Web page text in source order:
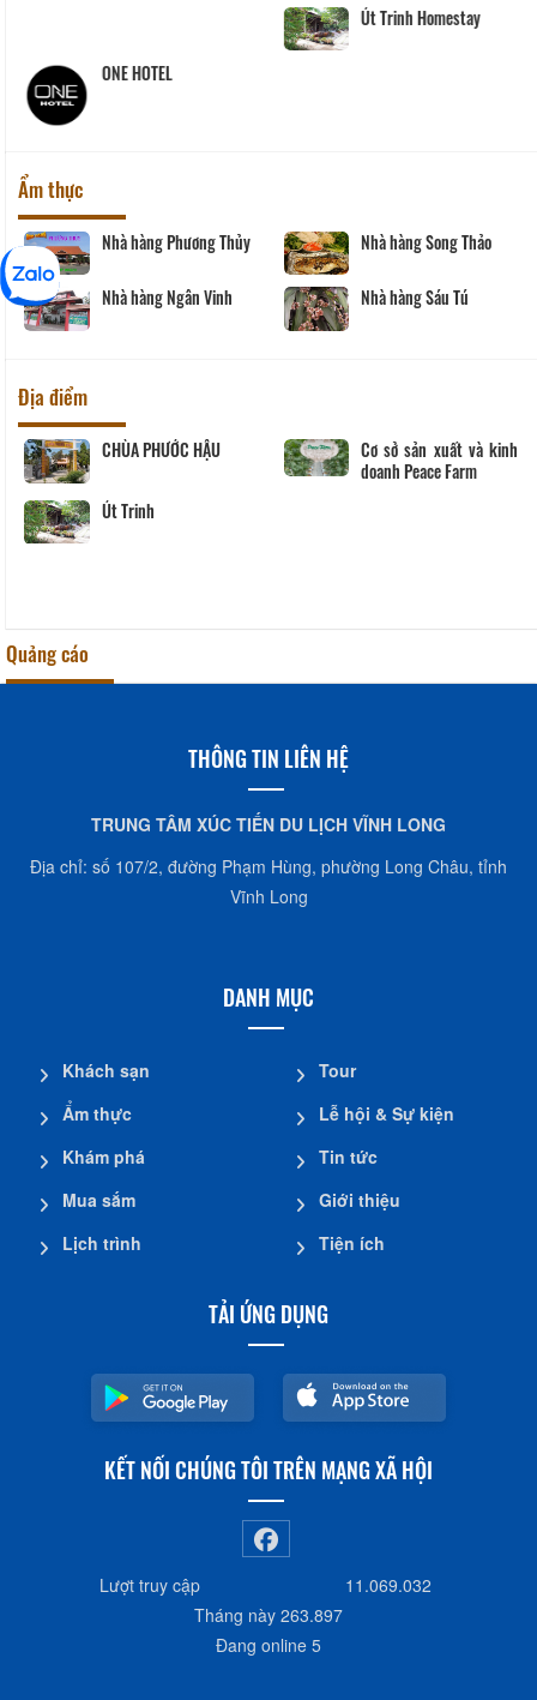
Út Trinh Homestay
ONE HOTEL
Ẩm thực
Nhà hàng Phương Thủy Nhà hàng Song Thảo
Nhà hàng Ngân Vinh Nhà hàng Sáu Tú
Địa điểm
CHÙA PHƯỚC HẬU
Cơ sở sản xuất và kinh
doanh Peace Farm
Út Trinh
Quảng cáo
THÔNG TIN LIÊN HỆ
TRUNG TÂM XÚC TIẾN DU LỊCH VĨNH LONG
Địa chỉ: số 107/2, đường Phạm Hùng, phường Long Châu, tỉnh
Vĩnh Long
DANH MỤC
Khách sạn
Ẩm thực
Khám phá
Mua sắm
Lịch trình
Tour
Lễ hội & Sự kiện
Tin tức
Giới thiệu
Tiện ích
TẢI ỨNG DỤNG
KẾT NỐI CHÚNG TÔI TRÊN MẠNG XÃ HỘI
Lượt truy cập
11.069.032
Tháng này 263.897
Đang online 5